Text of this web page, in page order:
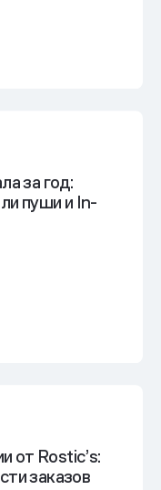
за год:
пуши и In-
от Rostic’s:
заказов